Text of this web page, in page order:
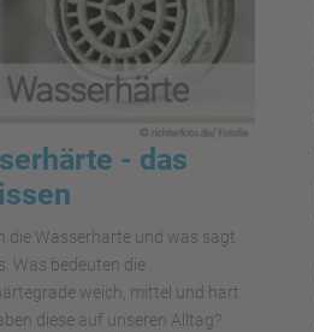
- das
die Wasserhärte und was sagt
Was bedeuten die
weich, mittel und hart
diese auf unseren Alltag?